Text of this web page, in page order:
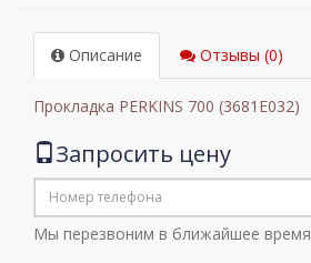
Описание Отзывы (0)
Прокладка PERKINS 700 (3681E032)
Запросить цену
Мы перезвоним в ближайшее время